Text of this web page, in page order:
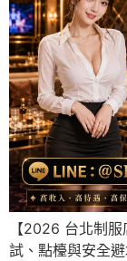
【2026 台北制
試、點檯與安全